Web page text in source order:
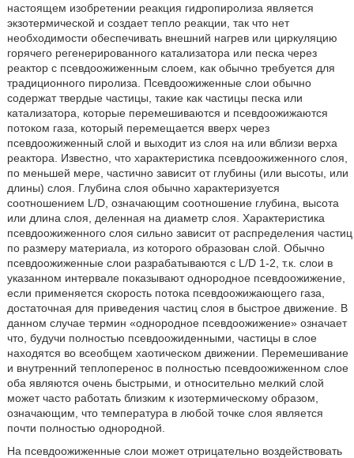
настоящем изобретении реакция гидропиролиза является
экзотермической и создает тепло реакции, так что нет
необходимости обеспечивать внешний нагрев или циркуляцию
горячего регенерированного катализатора или песка через
реактор с псевдоожиженным слоем, как обычно требуется для
традиционного пиролиза. Псевдоожиженные слои обычно
содержат твердые частицы, такие как частицы песка или
катализатора, которые перемешиваются и псевдоожижаются
потоком газа, который перемещается вверх через
псевдоожиженный слой и выходит из слоя на или вблизи верха
реактора. Известно, что характеристика псевдоожиженного слоя,
по меньшей мере, частично зависит от глубины (или высоты, или
длины) слоя. Глубина слоя обычно характеризуется
соотношением L/D, означающим соотношение глубина, высота
или длина слоя, деленная на диаметр слоя. Характеристика
псевдоожиженного слоя сильно зависит от распределения частиц
по размеру материала, из которого образован слой. Обычно
псевдоожиженные слои разрабатываются с L/D 1-2, т.к. слои в
указанном интервале показывают однородное псевдоожижение,
если применяется скорость потока псевдоожижающего газа,
достаточная для приведения частиц слоя в быстрое движение. В
данном случае термин «однородное псевдоожижение» означает
что, будучи полностью псевдоожиденными, частицы в слое
находятся во всеобщем хаотическом движении. Перемешивание
и внутренний теплоперенос в полностью псевдоожиженном слое
оба являются очень быстрыми, и относительно мелкий слой
может часто работать близким к изотермическому образом,
означающим, что температура в любой точке слоя является
почти полностью однородной.
На псевдоожиженные слои может отрицательно воздействовать